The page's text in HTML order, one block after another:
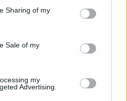
behaviour. You may click to
and its third-party tags to
purposes in below Google
Sharing of my
Sale of my
my
Advertising.
βρίσκει συμβόλαιο